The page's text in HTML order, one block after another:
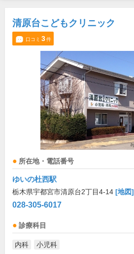
清原台こどもクリニック
口コミ 3件
所在地・電話番号
ゆいの杜西駅
栃木県宇都宮市清原台2丁目4-14 [地図]
028-305-6017
診療科目
内科 小児科